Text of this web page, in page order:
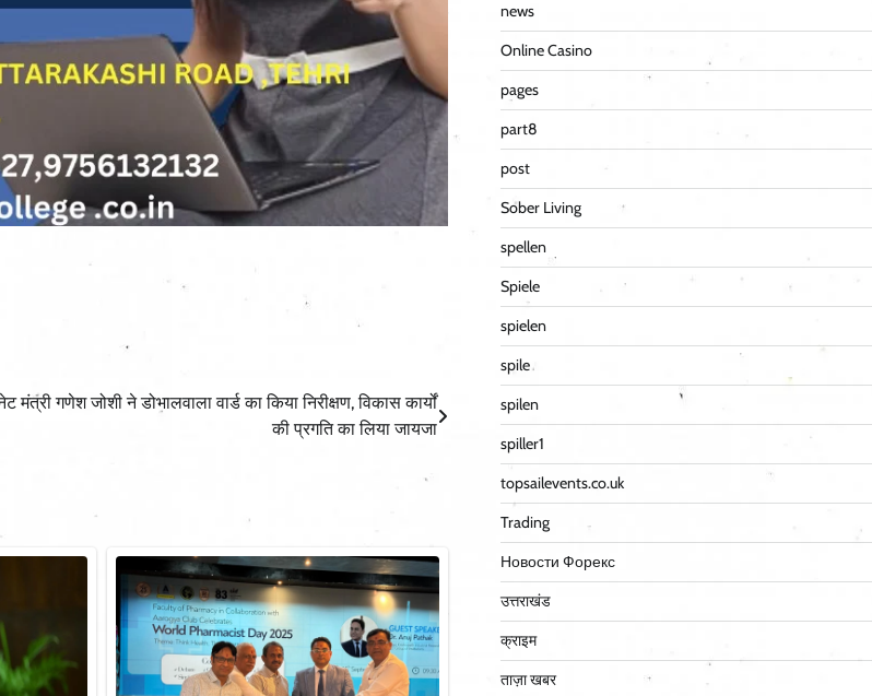
मंत्री गणेश जोशी ने डोभालवाला वार्ड का किया निरीक्षण, विकास कार्यों
की प्रगति का लिया जायजा
news
Online Casino
pages
part8
post
Sober Living
spellen
Spiele
spielen
spile
spilen
spiller1
topsailevents.co.uk
Trading
Новости Форекс
उत्तराखंड
क्राइम
ताज़ा खबर